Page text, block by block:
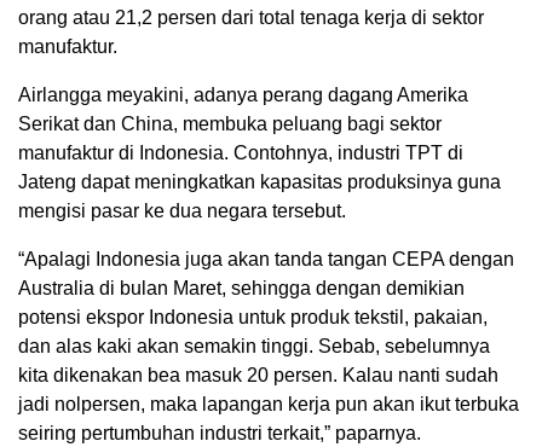
orang atau 21,2 persen dari total tenaga kerja di sektor
manufaktur.
Airlangga meyakini, adanya perang dagang Amerika
Serikat dan China, membuka peluang bagi sektor
manufaktur di Indonesia. Contohnya, industri TPT di
Jateng dapat meningkatkan kapasitas produksinya guna
mengisi pasar ke dua negara tersebut.
“Apalagi Indonesia juga akan tanda tangan CEPA dengan
Australia di bulan Maret, sehingga dengan demikian
potensi ekspor Indonesia untuk produk tekstil, pakaian,
dan alas kaki akan semakin tinggi. Sebab, sebelumnya
kita dikenakan bea masuk 20 persen. Kalau nanti sudah
jadi nolpersen, maka lapangan kerja pun akan ikut terbuka
seiring pertumbuhan industri terkait,” paparnya.